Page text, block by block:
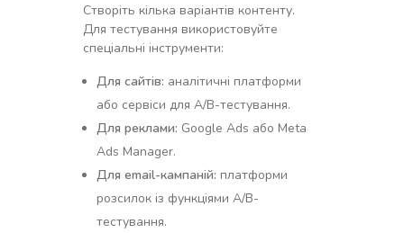
Створіть кілька варіантів контенту.
Для тестування використовуйте
спеціальні інструменти:
Для сайтів: аналітичні платформи
або сервіси для A/B-тестування.
Для реклами: Google Ads або Meta
Ads Manager.
Для email-кампаній: платформи
розсилок із функціями A/B-
тестування.